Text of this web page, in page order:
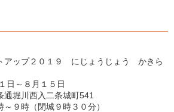
アップ２０１９ にじょうじょう かきら
日～８月１５日
堀川西入二条城町541
９時（閉城９時３０分）